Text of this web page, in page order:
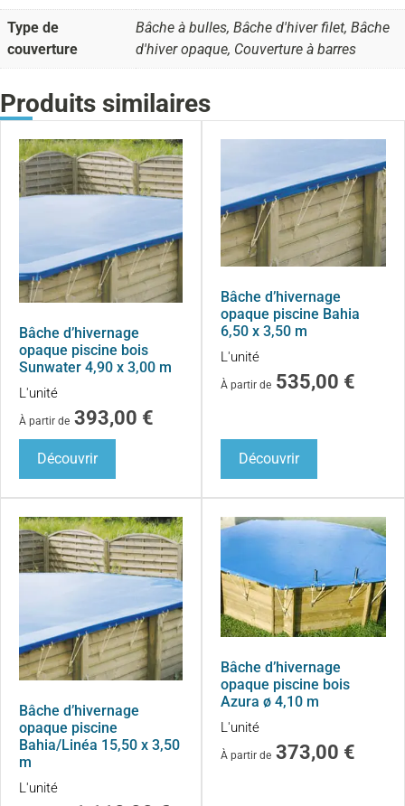
Type de
couverture
Bâche à bulles, Bâche d'hiver filet, Bâche
d'hiver opaque, Couverture à barres
Produits similaires
Bâche d’hivernage
opaque piscine bois
Sunwater 4,90 x 3,00 m
L'unité
À partir de 393,00 €
Découvrir
Bâche d’hivernage
opaque piscine Bahia
6,50 x 3,50 m
L'unité
À partir de 535,00 €
Découvrir
Bâche d’hivernage
opaque piscine
Bahia/Linéa 15,50 x 3,50
m
L'unité
Bâche d’hivernage
opaque piscine bois
Azura ø 4,10 m
L'unité
À partir de 373,00 €